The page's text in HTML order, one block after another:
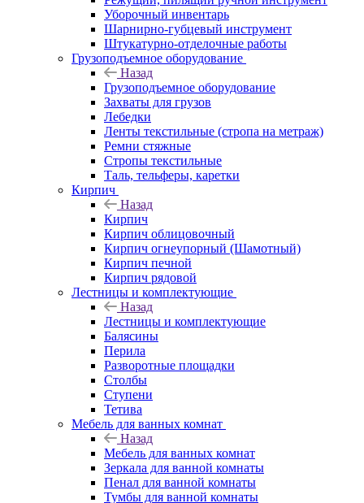
Уборочный инвентарь
Шарнирно-губцевый инструмент
Штукатурно-отделочные работы
Грузоподъемное оборудование
Назад
Грузоподъемное оборудование
Захваты для грузов
Лебедки
Ленты текстильные (стропа на метраж)
Ремни стяжные
Стропы текстильные
Таль, тельферы, каретки
Кирпич
Назад
Кирпич
Кирпич облицовочный
Кирпич огнеупорный (Шамотный)
Кирпич печной
Кирпич рядовой
Лестницы и комплектующие
Назад
Лестницы и комплектующие
Балясины
Перила
Разворотные площадки
Столбы
Ступени
Тетива
Мебель для ванных комнат
Назад
Мебель для ванных комнат
Зеркала для ванной комнаты
Пенал для ванной комнаты
Тумбы для ванной комнаты